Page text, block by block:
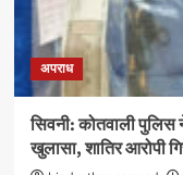
अपराध
सिवनी: कोतवाली पुलिस
खुलासा, शातिर आरोपी